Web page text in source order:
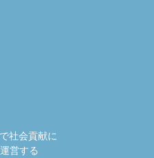
社会貢献に
営する